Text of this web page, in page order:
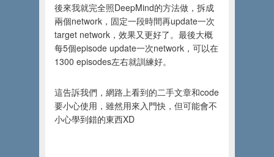
後來我就完全照DeepMind的方法做，拆成
兩個network，固定一段時間再update一次
target network，效果又更好了。最後大概
每5個episode update一次network，可以在
1300 episodes左右就訓練好。
這告訴我們，網路上看到的二手文章和code
要小心使用，雖然用來入門快，但可能會不
小心學到錯的東西XD